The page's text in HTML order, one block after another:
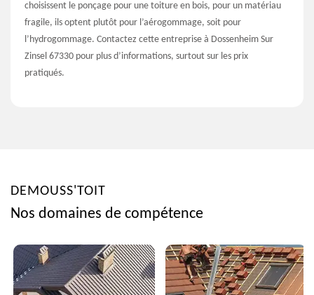
choisissent le ponçage pour une toiture en bois, pour un matériau
fragile, ils optent plutôt pour l’aérogommage, soit pour
l’hydrogommage. Contactez cette entreprise à Dossenheim Sur
Zinsel 67330 pour plus d’informations, surtout sur les prix
pratiqués.
DEMOUSS'TOIT
Nos domaines de compétence